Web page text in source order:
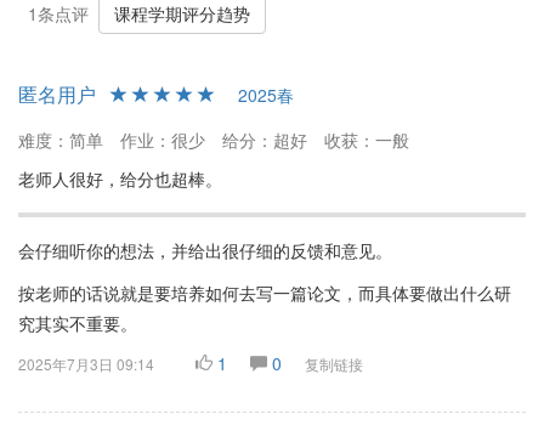
1条点评 课程学期评分趋势
匿名用户
2025春
难度：简单
作业：很少 给分：超好
收获：一般
老师人很好，给分也超棒。
会仔细听你的想法，并给出很仔细的反馈和意见。
按老师的话说就是要培养如何去写一篇论文，而具体要做出什么研
究其实不重要。
2025年7月3日 09:14 1 0 复制链接